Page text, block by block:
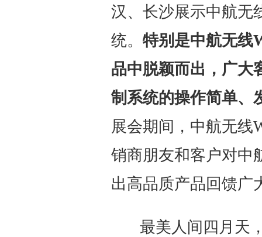
汉、长沙展示中航无
统。 特别是中航无线
品中脱颖而出，广
制系统的操作简单、
展会期间，中航无线
销商朋友和客户对中
出高品质产品回馈广
最美人间四月天